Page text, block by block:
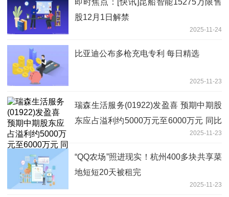
即时焦点：[快讯]昆船智能15275万限售
股12月1日解禁
2025-11-24
比亚迪公布多枪充电专利 每日精选
2025-11-23
瑞森生活服务(01922)发盈喜 预期中期股
东应占溢利约5000万元至6000万元 同比
2025-11-23
“QQ农场”照进现实！杭州400多块共享菜
地短短20天被租完
2025-11-23